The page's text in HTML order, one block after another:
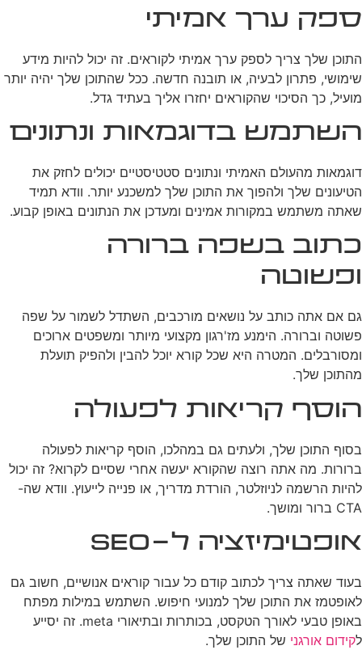
ספק ערך אמיתי
התוכן שלך צריך לספק ערך אמיתי לקוראים. זה יכול להיות מידע
שימושי, פתרון לבעיה, או תובנה חדשה. ככל שהתוכן שלך יהיה יותר
מועיל, כך הסיכוי שהקוראים יחזרו אליך בעתיד גדל.
השתמש בדוגמאות ונתונים
דוגמאות מהעולם האמיתי ונתונים סטטיסטיים יכולים לחזק את
הטיעונים שלך ולהפוך את התוכן שלך למשכנע יותר. וודא תמיד
שאתה משתמש במקורות אמינים ומעדכן את הנתונים באופן קבוע.
כתוב בשפה ברורה
ופשוטה
גם אם אתה כותב על נושאים מורכבים, השתדל לשמור על שפה
פשוטה וברורה. הימנע מז'רגון מקצועי מיותר ומשפטים ארוכים
ומסורבלים. המטרה היא שכל קורא יוכל להבין ולהפיק תועלת
מהתוכן שלך.
הוסף קריאות לפעולה
בסוף התוכן שלך, ולעתים גם במהלכו, הוסף קריאות לפעולה
ברורות. מה אתה רוצה שהקורא יעשה אחרי שסיים לקרוא? זה יכול
להיות הרשמה לניוזלטר, הורדת מדריך, או פנייה לייעוץ. וודא שה-
CTA ברור ומושך.
אופטימיזציה ל-SEO
בעוד שאתה צריך לכתוב קודם כל עבור קוראים אנושיים, חשוב גם
לאופטמז את התוכן שלך למנועי חיפוש. השתמש במילות מפתח
באופן טבעי לאורך הטקסט, בכותרות ובתיאורי meta. זה יסייע
לקידום אורגני של התוכן שלך.